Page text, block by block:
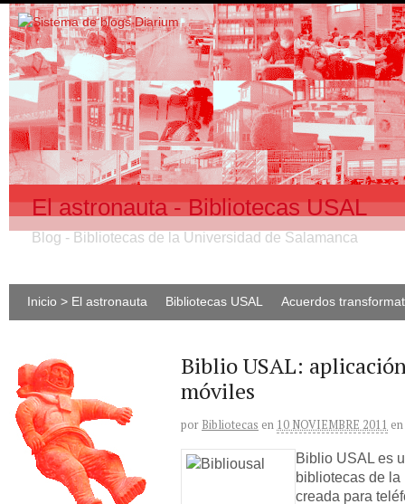
El astronauta - Bibliotecas USAL
Blog - Bibliotecas de la Universidad de Salamanca
Inicio > El astronauta Bibliotecas USAL Acuerdos
Biblio USAL:
móviles
por Bibliotecas en 10 NOVIEMBRE 2011 en
Biblio USAL es
bibliotecas de
creada para